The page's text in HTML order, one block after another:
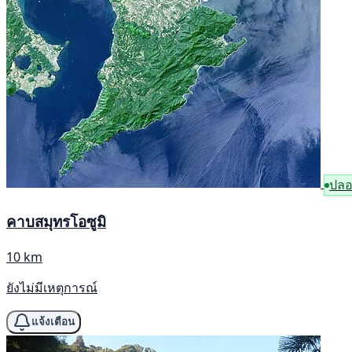
ปล
คาบสมุทรโอซูมิ
10 km
ยังไม่มีเหตุการณ์
แจ้งเตือน